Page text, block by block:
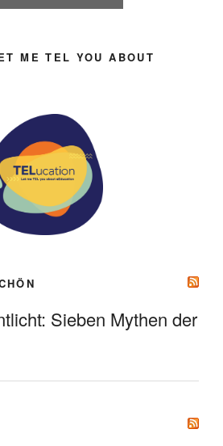
ME TEL YOU ABOUT
Sieben Mythen der